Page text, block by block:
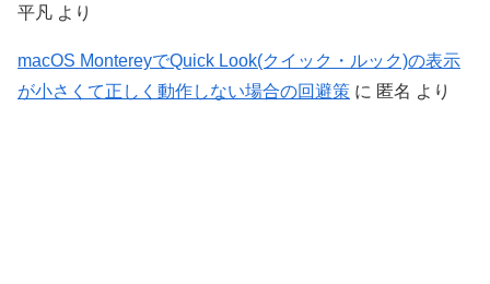
平凡 より
macOS MontereyでQuick Look(クイック・ルック)の表示
が小さくて正しく動作しない場合の回避策 に 匿名 より